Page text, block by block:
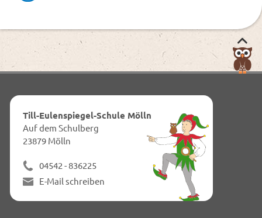
Till-Eulenspiegel-Schule Mölln
Auf dem Schulberg
23879 Mölln
04542 - 836225
E-Mail schreiben